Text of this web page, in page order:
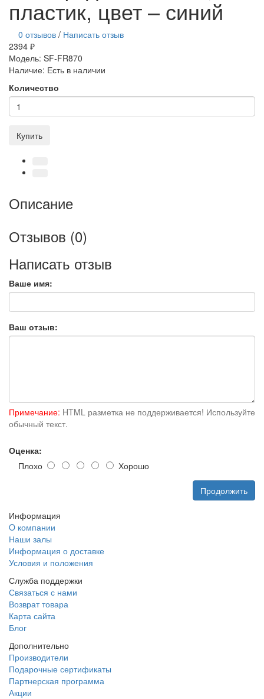
пластик, цвет – синий
0 отзывов / Написать отзыв
2394 ₽
Модель: SF-FR870
Наличие: Есть в наличии
Количество
Купить
Описание
Отзывов (0)
Написать отзыв
Ваше имя:
Ваш отзыв:
Примечание: HTML разметка не поддерживается! Используйте
обычный текст.
Оценка:
Плохо
Хорошо
Продолжить
Информация
O компании
Наши залы
Информация о доставке
Условия и положения
Служба поддержки
Связаться с нами
Возврат товара
Карта сайта
Блог
Дополнительно
Производители
Подарочные сертификаты
Партнерская программа
Акции